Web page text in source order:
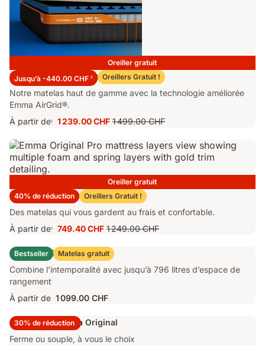
Oreiller gratuit
Jusqu’à -440.00 CHF 2 Oreillers Gratuit !
Matelas Emma Performance 26
Notre matelas haut de gamme avec la technologie améliorée
Emma AirGrid®.
À partir de1
Prix
1 239.00 CHF Prix
1 499.00 CHF
1 499.00 CHF
Oreiller gratuit
40% de réduction
Oreillers Gratuit !
Matelas Emma Original Pro
Des matelas qui vous gardent au frais et confortable.
À partir de1
Prix
749.40 CHF
749.40 CHF Prix
d'origine
1 249.00 CHF
1 249.00 CHF
Bestseller Matelas gratuit
Lit Coffre Emma Original
Combine l’intemporalité avec jusqu’à 796 litres d’espace de
rangement
À partir de 1 099.00 CHF
30% de réduction
Surmatelas Emma Original
Ferme ou souple, à vous le choix